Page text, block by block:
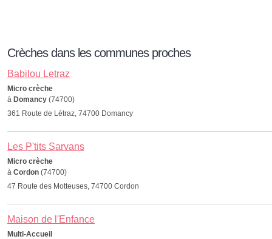
Crèches dans les communes proches
Babilou Letraz
Micro crèche
à Domancy (74700)
361 Route de Létraz, 74700 Domancy
Les P'tits Sarvans
Micro crèche
à Cordon (74700)
47 Route des Motteuses, 74700 Cordon
Maison de l'Enfance
Multi-Accueil